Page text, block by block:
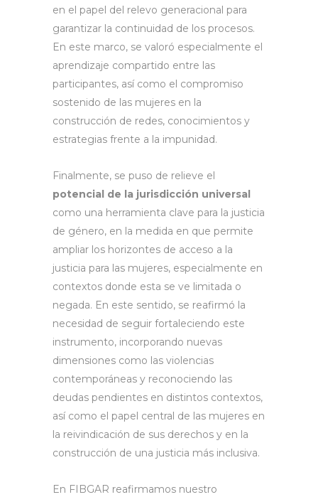
en el papel del relevo generacional para
garantizar la continuidad de los procesos.
En este marco, se valoró especialmente el
aprendizaje compartido entre las
participantes, así como el compromiso
sostenido de las mujeres en la
construcción de redes, conocimientos y
estrategias frente a la impunidad.
Finalmente, se puso de relieve el
potencial de la jurisdicción universal
como una herramienta clave para la justicia
de género, en la medida en que permite
ampliar los horizontes de acceso a la
justicia para las mujeres, especialmente en
contextos donde esta se ve limitada o
negada. En este sentido, se reafirmó la
necesidad de seguir fortaleciendo este
instrumento, incorporando nuevas
dimensiones como las violencias
contemporáneas y reconociendo las
deudas pendientes en distintos contextos,
así como el papel central de las mujeres en
la reivindicación de sus derechos y en la
construcción de una justicia más inclusiva.
En FIBGAR reafirmamos nuestro